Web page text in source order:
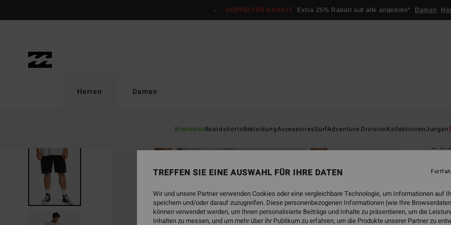
DOPPELTER RABATT Extra 25% Rabatt auf alle angebote* Damen
Herren
BrandneuBoardshortsBekleidungAccessoiresSurfAdventure DivisionKollektionenJungen
Damen
TREFFEN SIE EINE AUSWAHL FÜR IHRE DATEN
Wir und unsere Partner verwenden Cookies oder eine vergleichbare Technologie, um Informationen auf
speichern und/oder darauf zuzugreifen. Diese personenbezogenen Informationen (wie Ihre
können verwendet werden, um Ihnen personalisierte Beiträge und Inhalte zu präsentieren, um die
Inhalten zu messen, und um mehr über ihr Publikum zu erfahren, um die Produkte unserer Partner zu